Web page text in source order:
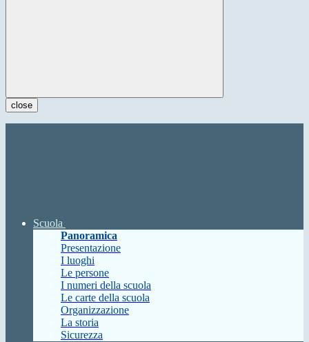
close
Scuola
Panoramica
Presentazione
I luoghi
Le persone
I numeri della scuola
Le carte della scuola
Organizzazione
La storia
Sicurezza